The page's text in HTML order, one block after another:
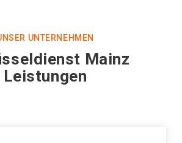
UNTERNEHMEN
Mainz
Leistungen